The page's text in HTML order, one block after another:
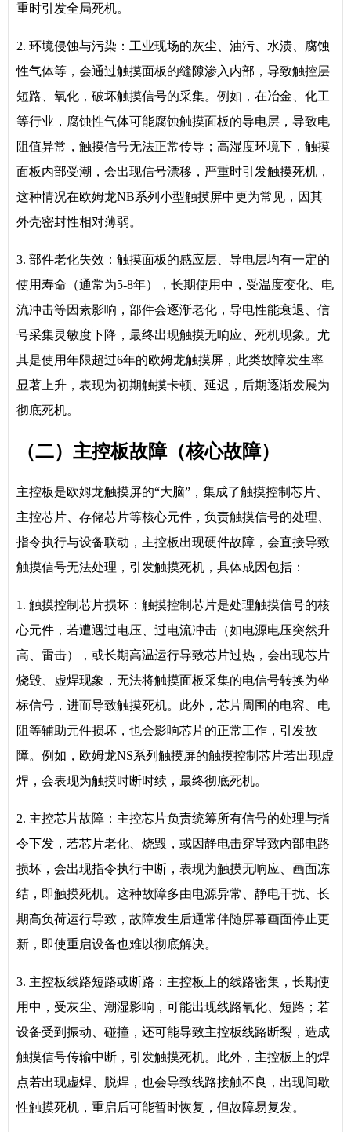
重时引发全局死机。
2. 环境侵蚀与污染：工业现场的灰尘、油污、水渍、腐蚀
性气体等，会通过触摸面板的缝隙渗入内部，导致触控层
短路、氧化，破坏触摸信号的采集。例如，在冶金、化工
等行业，腐蚀性气体可能腐蚀触摸面板的导电层，导致电
阻值异常，触摸信号无法正常传导；高湿度环境下，触摸
面板内部受潮，会出现信号漂移，严重时引发触摸死机，
这种情况在欧姆龙NB系列小型触摸屏中更为常见，因其
外壳密封性相对薄弱。
3. 部件老化失效：触摸面板的感应层、导电层均有一定的
使用寿命（通常为5-8年），长期使用中，受温度变化、电
流冲击等因素影响，部件会逐渐老化，导电性能衰退、信
号采集灵敏度下降，最终出现触摸无响应、死机现象。尤
其是使用年限超过6年的欧姆龙触摸屏，此类故障发生率
显著上升，表现为初期触摸卡顿、延迟，后期逐渐发展为
彻底死机。
（二）主控板故障（核心故障）
主控板是欧姆龙触摸屏的“大脑”，集成了触摸控制芯片、
主控芯片、存储芯片等核心元件，负责触摸信号的处理、
指令执行与设备联动，主控板出现硬件故障，会直接导致
触摸信号无法处理，引发触摸死机，具体成因包括：
1. 触摸控制芯片损坏：触摸控制芯片是处理触摸信号的核
心元件，若遭遇过电压、过电流冲击（如电源电压突然升
高、雷击），或长期高温运行导致芯片过热，会出现芯片
烧毁、虚焊现象，无法将触摸面板采集的电信号转换为坐
标信号，进而导致触摸死机。此外，芯片周围的电容、电
阻等辅助元件损坏，也会影响芯片的正常工作，引发故
障。例如，欧姆龙NS系列触摸屏的触摸控制芯片若出现虚
焊，会表现为触摸时断时续，最终彻底死机。
2. 主控芯片故障：主控芯片负责统筹所有信号的处理与指
令下发，若芯片老化、烧毁，或因静电击穿导致内部电路
损坏，会出现指令执行中断，表现为触摸无响应、画面冻
结，即触摸死机。这种故障多由电源异常、静电干扰、长
期高负荷运行导致，故障发生后通常伴随屏幕画面停止更
新，即使重启设备也难以彻底解决。
3. 主控板线路短路或断路：主控板上的线路密集，长期使
用中，受灰尘、潮湿影响，可能出现线路氧化、短路；若
设备受到振动、碰撞，还可能导致主控板线路断裂，造成
触摸信号传输中断，引发触摸死机。此外，主控板上的焊
点若出现虚焊、脱焊，也会导致线路接触不良，出现间歇
性触摸死机，重启后可能暂时恢复，但故障易复发。